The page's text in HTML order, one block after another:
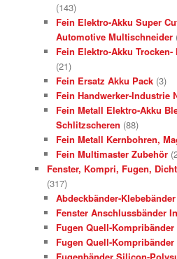
(143)
Fein Elektro-Akku Super
Automotive Multischneider
Fein Elektro-Akku
(21)
Fein Ersatz Akku Pack (3)
Fein Handwerker-Industrie
Fein Metall Elektro-Akku
Schlitzscheren (88)
Fein Metall Kernbohren,
Fein Multimaster Zubehör
Fenster, Kompri, Fugen,
(317)
Abdeckbänder-Klebebänder
Fenster Anschlussbänder
Fugen Quell-Kompribänder
Fugen Quell-